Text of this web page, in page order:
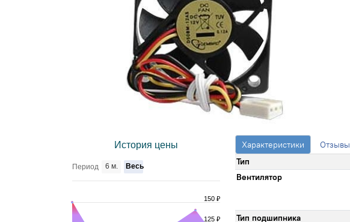
История цены
125 ₽
150 ₽
Период 6 м. Весь
Характеристики
Отзывы
Тип
Вентилятор
Тип подшипника